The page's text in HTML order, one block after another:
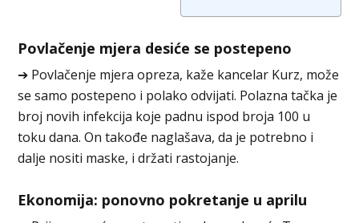
Povlačenje mjera desiće se postepeno
➔ Povlačenje mjera opreza, kaže kancelar Kurz, može
se samo postepeno i polako odvijati. Polazna tačka je
broj novih infekcija koje padnu ispod broja 100 u
toku dana. On takođe naglašava, da je potrebno i
dalje nositi maske, i držati rastojanje.
Ekonomija: ponovno pokretanje u aprilu